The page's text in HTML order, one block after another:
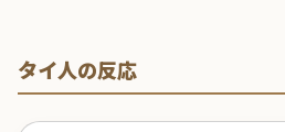
タイ人の反応